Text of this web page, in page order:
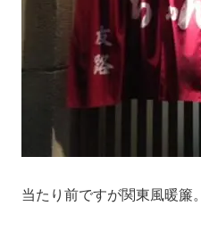
当たり前ですが関東風暖簾。